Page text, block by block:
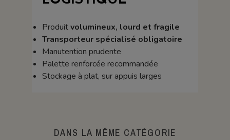
Produitvolumineux, lourd et fragile
Transporteur spécialisé obligatoire
Manutention prudente
Palette renforcée recommandée
Stockage à plat, sur appuis larges
DANS LA MÊME CATÉGORIE